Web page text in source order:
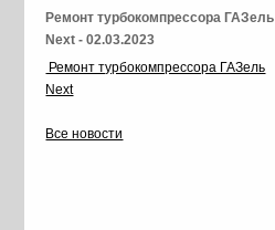
Ремонт турбокомпрессора ГАЗель
Next - 02.03.2023
Ремонт турбокомпрессора ГАЗель
Next
Все новости